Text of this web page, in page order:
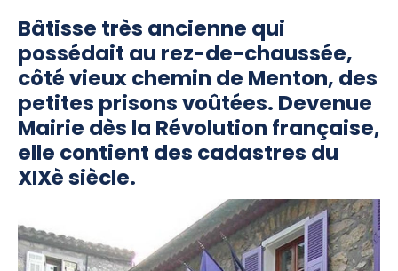
Bâtisse très ancienne qui
possédait au rez-de-chaussée,
côté vieux chemin de Menton, des
petites prisons voûtées. Devenue
Mairie dès la Révolution française,
elle contient des cadastres du
XIXè siècle.